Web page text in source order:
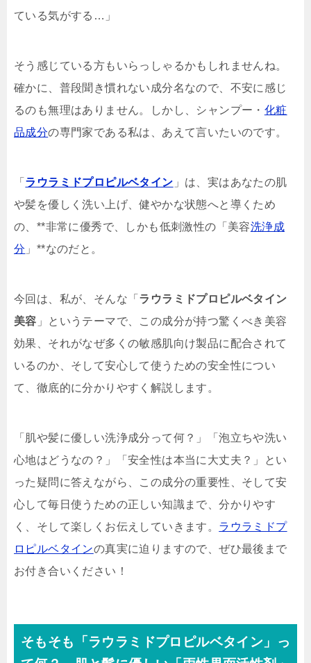
ている気がする…」
そう感じている方もいらっしゃるかもしれませんね。
確かに、普段聞き慣れない成分名なので、不安に感じ
るのも無理はありません。しかし、シャンプー・ 化粧
品成分の専門家である私は、あえて言いたいのです。
「 ラウラミドプロピルベタイン 」は、実はあなたの肌
や髪を優しく洗い上げ、健やかな状態へと導くため
の、**非常に優秀で、しかも低刺激性の「美容洗浄成
分 」**なのだと。
今回は、私が、そんな「 ラウラミドプロピルベタイン
美容 」というテーマで、この成分が持つ驚くべき美容
効果、それがなぜ多くの敏感肌向け製品に配合されて
いるのか、そして安心して使うための安全性につい
て、徹底的に分かりやすく解説します。
「肌や髪に優しい洗浄成分って何？」「泡立ちや洗い
心地はどうなの？」「安全性は本当に大丈夫？」とい
った疑問に答えながら、この成分の重要性、そして安
心して毎日使うための正しい知識まで、分かりやす
く、そして楽しくお伝えしていきます。 ラウラミドプ
ロピルベタインの真実に迫りますので、ぜひ最後まで
お付き合いください！
そもそも「ラウラミドプロピルベタイン」っ